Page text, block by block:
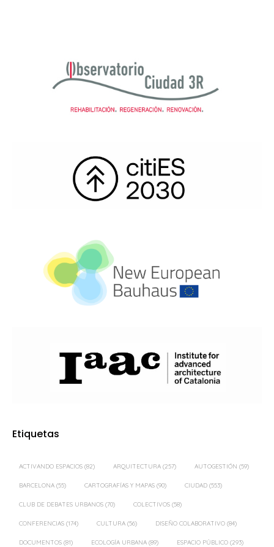
Etiquetas
ACTIVANDO ESPACIOS (82) ARQUITECTURA (257) AUTOGESTIÓN (59)
BARCELONA (55) CARTOGRAFÍAS Y MAPAS (90) CIUDAD (553)
CLUB DE DEBATES URBANOS (70) COLECTIVOS (58)
CONFERENCIAS (174) CULTURA (56) DISEÑO COLABORATIVO (84)
DOCUMENTOS (81) ECOLOGÍA URBANA (89) ESPACIO PÚBLICO (293)